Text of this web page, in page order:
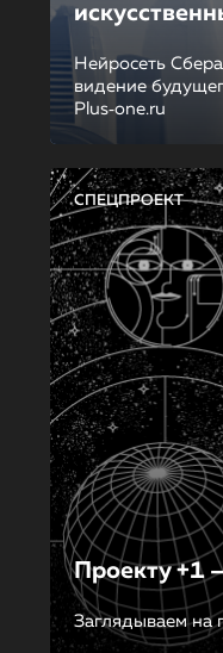
Нейросеть
видение
Plus‑one.ru
СПЕЦПРОЕКТ
Проекту +1
Заглядываем на